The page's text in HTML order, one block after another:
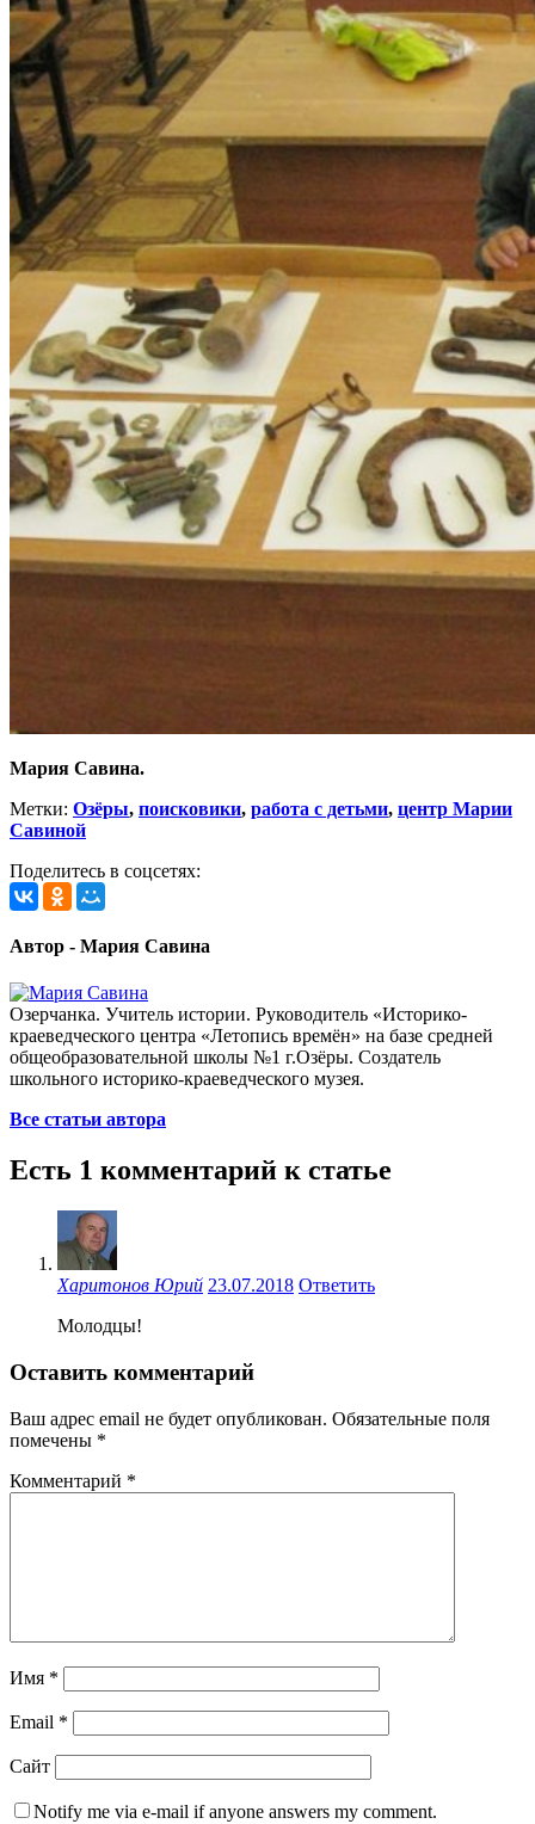
Мария Савина.
Метки: Озёры, поисковики, работа с детьми, центр Марии
Савиной
Поделитесь в соцсетях:
Автор - Мария Савина
Озерчанка. Учитель истории. Руководитель «Историко-
краеведческого центра «Летопись времён» на базе средней
общеобразовательной школы №1 г.Озёры. Создатель
школьного историко-краеведческого музея.
Все статьи автора
Есть 1 комментарий к статье
Харитонов Юрий 23.07.2018 Ответить
Молодцы!
Оставить комментарий
Ваш адрес email не будет опубликован. Обязательные поля
помечены *
Комментарий *
Имя *
Email *
Сайт
Notify me via e-mail if anyone answers my comment.